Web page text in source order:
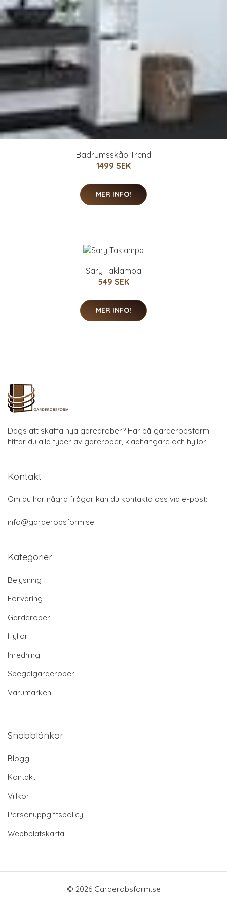
Badrumsskåp Trend
1499 SEK
MER INFO!
Sary Taklampa
549 SEK
MER INFO!
Dags att skaffa nya garedrober? Här på garderobsform
hittar du alla typer av garerober, klädhängare och hyllor
Kontakt
Om du har några frågor kan du kontakta oss via e-post:
info@garderobsform.se
Kategorier
Belysning
Förvaring
Garderober
Hyllor
Inredning
Spegelgarderober
Varumärken
Snabblänkar
Blogg
Kontakt
Villkor
Personuppgiftspolicy
Webbplatskarta
© 2026 Garderobsform.se